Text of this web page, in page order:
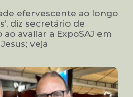
efervescente ao longo
diz secretário de
avaliar a ExpoSAJ em
veja